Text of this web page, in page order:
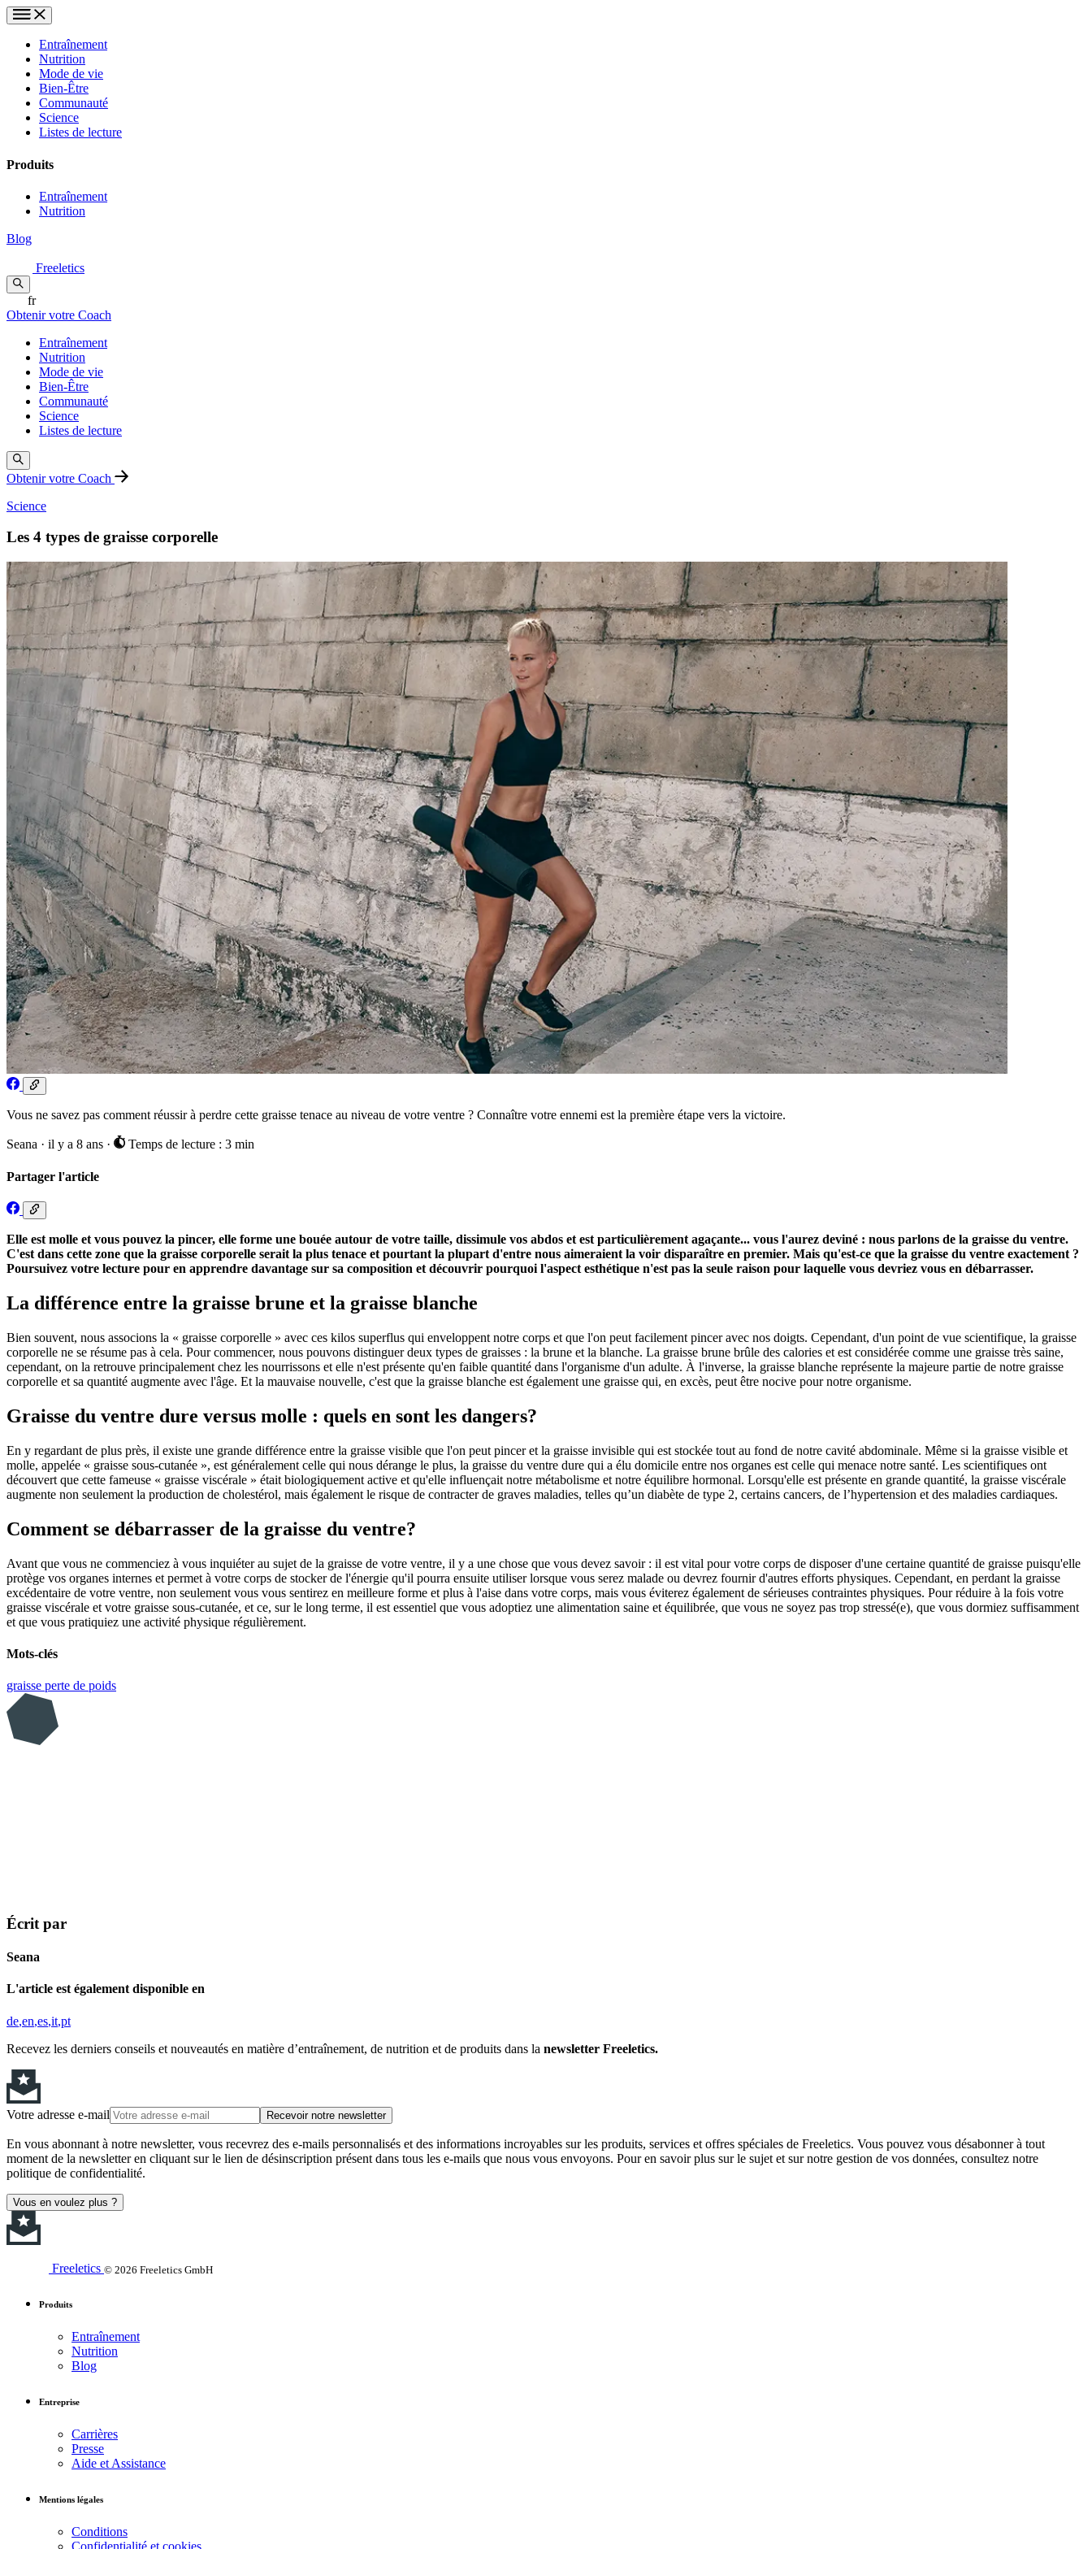
Entraînement
Nutrition
Mode de vie
Bien-Être
Communauté
Science
Listes de lecture
Produits
Entraînement
Nutrition
Blog
Freeletics
fr
Obtenir votre Coach
Entraînement
Nutrition
Mode de vie
Bien-Être
Communauté
Science
Listes de lecture
Obtenir votre Coach
Science
Les 4 types de graisse corporelle
Vous ne savez pas comment réussir à perdre cette graisse tenace au niveau de votre ventre ? Connaître votre ennemi est la première étape vers la victoire.
Seana · il y a 8 ans · Temps de lecture : 3 min
Partager l'article
Elle est molle et vous pouvez la pincer, elle forme une bouée autour de votre taille, dissimule vos abdos et est particulièrement agaçante... vous l'aurez deviné : nous parlons de la graisse du ventre.
C'est dans cette zone que la graisse corporelle serait la plus tenace et pourtant la plupart d'entre nous aimeraient la voir disparaître en premier. Mais qu'est-ce que la graisse du ventre exactement ?
Poursuivez votre lecture pour en apprendre davantage sur sa composition et découvrir pourquoi l'aspect esthétique n'est pas la seule raison pour laquelle vous devriez vous en débarrasser.
La différence entre la graisse brune et la graisse blanche
Bien souvent, nous associons la « graisse corporelle » avec ces kilos superflus qui enveloppent notre corps et que l'on peut facilement pincer avec nos doigts. Cependant, d'un point de vue scientifique, la graisse
corporelle ne se résume pas à cela. Pour commencer, nous pouvons distinguer deux types de graisses : la brune et la blanche. La graisse brune brûle des calories et est considérée comme une graisse très saine,
cependant, on la retrouve principalement chez les nourrissons et elle n'est présente qu'en faible quantité dans l'organisme d'un adulte. À l'inverse, la graisse blanche représente la majeure partie de notre graisse
corporelle et sa quantité augmente avec l'âge. Et la mauvaise nouvelle, c'est que la graisse blanche est également une graisse qui, en excès, peut être nocive pour notre organisme.
Graisse du ventre dure versus molle : quels en sont les dangers?
En y regardant de plus près, il existe une grande différence entre la graisse visible que l'on peut pincer et la graisse invisible qui est stockée tout au fond de notre cavité abdominale. Même si la graisse visible et
molle, appelée « graisse sous-cutanée », est généralement celle qui nous dérange le plus, la graisse du ventre dure qui a élu domicile entre nos organes est celle qui menace notre santé. Les scientifiques ont
découvert que cette fameuse « graisse viscérale » était biologiquement active et qu'elle influençait notre métabolisme et notre équilibre hormonal. Lorsqu'elle est présente en grande quantité, la graisse viscérale
augmente non seulement la production de cholestérol, mais également le risque de contracter de graves maladies, telles qu’un diabète de type 2, certains cancers, de l’hypertension et des maladies cardiaques.
Comment se débarrasser de la graisse du ventre?
Avant que vous ne commenciez à vous inquiéter au sujet de la graisse de votre ventre, il y a une chose que vous devez savoir : il est vital pour votre corps de disposer d'une certaine quantité de graisse puisqu'elle
protège vos organes internes et permet à votre corps de stocker de l'énergie qu'il pourra ensuite utiliser lorsque vous serez malade ou devrez fournir d'autres efforts physiques. Cependant, en perdant la graisse
excédentaire de votre ventre, non seulement vous vous sentirez en meilleure forme et plus à l'aise dans votre corps, mais vous éviterez également de sérieuses contraintes physiques. Pour réduire à la fois votre
graisse viscérale et votre graisse sous-cutanée, et ce, sur le long terme, il est essentiel que vous adoptiez une alimentation saine et équilibrée, que vous ne soyez pas trop stressé(e), que vous dormiez suffisamment
et que vous pratiquiez une activité physique régulièrement.
Mots-clés
graisse perte de poids
Écrit par
Seana
L'article est également disponible en
de en es it pt
Recevez les derniers conseils et nouveautés en matière d’entraînement, de nutrition et de produits dans la newsletter Freeletics.
Votre adresse e-mail Recevoir notre newsletter
En vous abonnant à notre newsletter, vous recevrez des e-mails personnalisés et des informations incroyables sur les produits, services et offres spéciales de Freeletics. Vous pouvez vous désabonner à tout
moment de la newsletter en cliquant sur le lien de désinscription présent dans tous les e-mails que nous vous envoyons. Pour en savoir plus sur le sujet et sur notre gestion de vos données, consultez notre
politique de confidentialité.
Vous en voulez plus ?
Freeletics © 2026 Freeletics GmbH
Produits
Entraînement
Nutrition
Blog
Entreprise
Carrières
Presse
Aide et Assistance
Mentions légales
Conditions
Confidentialité et cookies